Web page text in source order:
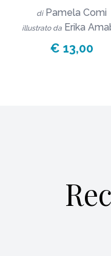
di Pamela Comi
illustrato da Erika
€ 13,00